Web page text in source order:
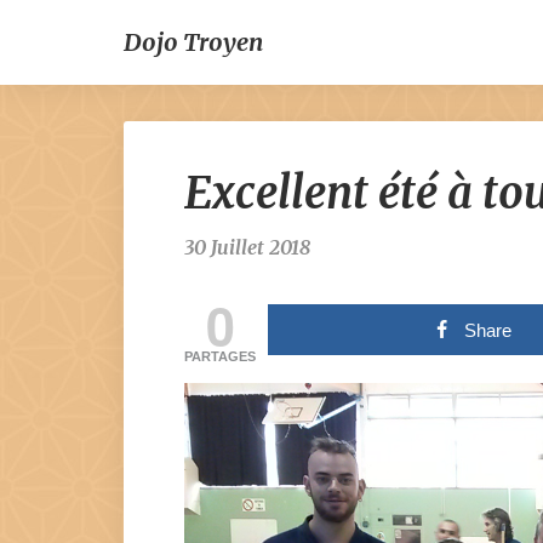
Dojo Troyen
Excellent été à
30 Juillet 2018
0
PARTAGES
Share